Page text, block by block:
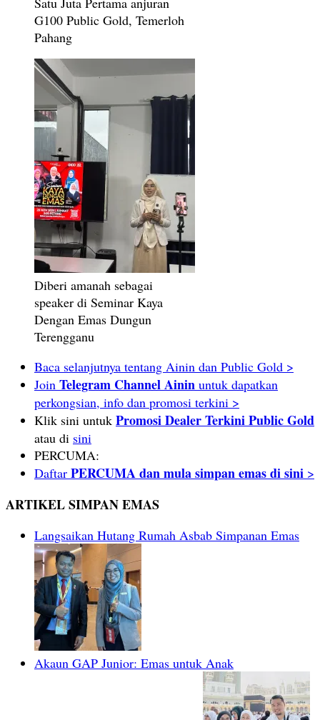
G100 Public Gold, Temerloh
Pahang
Diberi amanah sebagai
speaker di Seminar Kaya
Dengan Emas Dungun
Terengganu
Baca selanjutnya tentang Ainin dan Public Gold >
Join Telegram Channel Ainin untuk dapatkan
perkongsian, info dan promosi terkini >
Klik sini untuk Promosi Dealer Terkini Public Gold
atau di sini
PERCUMA:
Daftar PERCUMA dan mula simpan emas di sini >
ARTIKEL SIMPAN EMAS
Langsaikan Hutang Rumah Asbab Simpanan Emas
Akaun GAP Junior: Emas untuk Anak